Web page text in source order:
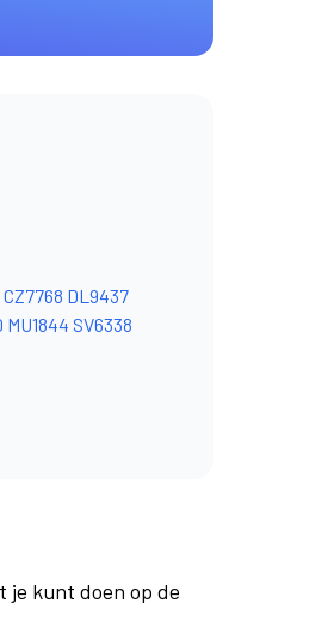
CZ7768 DL9437
MU1844 SV6338
je kunt doen op de